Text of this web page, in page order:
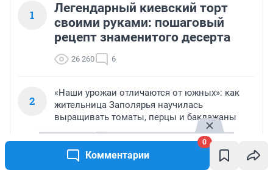
Комментарии
0
1
Легендарный киевский торт
своими руками: пошаговый
рецепт знаменитого десерта
26 260 6
2
«Наши урожаи отличаются от южных»: как
жительница Заполярья научилась
выращивать томаты, перцы и баклажаны
«Последнюю в жизни четверть закончил